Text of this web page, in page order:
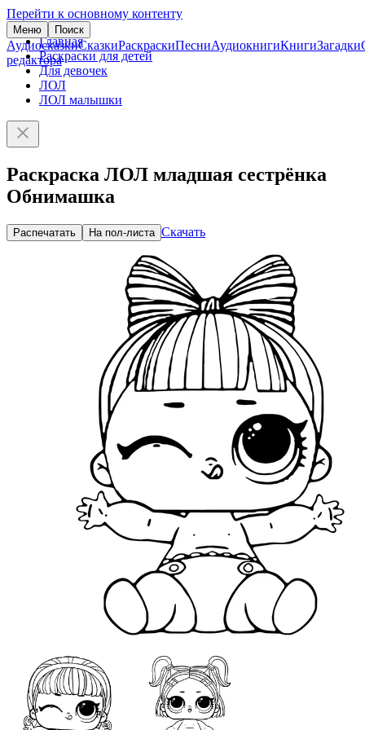
Перейти к основному контенту
Меню Поиск
АудиосказкиСказкиРаскраскиПесниАудиокнигиКнигиЗагадки
редактора
Главная
Раскраски для детей
Для девочек
ЛОЛ
ЛОЛ малышки
Раскраска ЛОЛ младшая сестрёнка
Обнимашка
Распечатать На пол-листа Скачать